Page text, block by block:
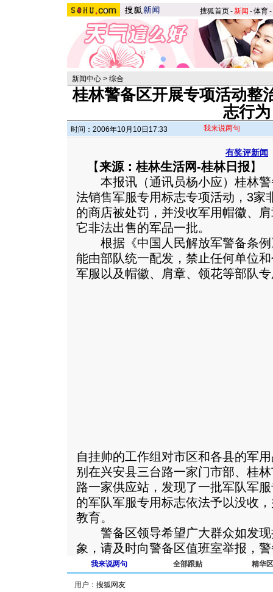
搜狐首页-新闻 -体育-
新闻中心 > 综合
桂林警备区开展专项活动整
志行为
时间：2006年10月10日17:33 我来说两句
有奖评新闻
【来源：桂林生活网-桂林日报】
本报讯（通讯员杨小应）桂林警
法销售军服专用标志专项活动，3家
的商店被处罚，并没收军用帽徽、
它非法出售的军品一批。
根据《中国人民解放军警备条例
能由部队统一配发，禁止任何单位
军服以及帽徽、肩章、领花等部队
自挂帅的工作组对市区和各县的军
别在兴安县三台路一家门市部、桂
路一家供应站，发现了一批军队军
的军队军服专用标志依法予以没收
教育。
警备区领导希望广大群众如发现
象，请及时向警备区值班室举报，
我来说两句 全部跟贴 精华区
用户：